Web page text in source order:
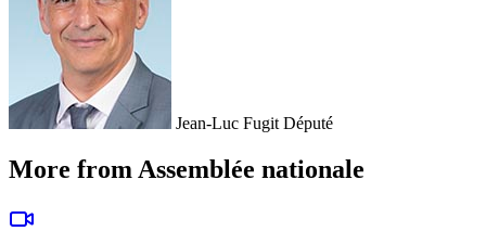
Jean-Luc Fugit Député
More from Assemblée nationale